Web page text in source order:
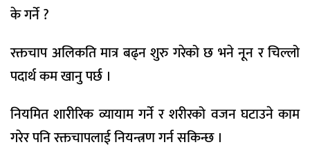
के गर्ने ?
रक्तचाप अलिकति मात्र बढ्न शुरु गरेको छ भने नून र चिल्लो
पदार्थ कम खानु पर्छ ।
नियमित शारीरिक व्यायाम गर्ने र शरीरको वजन घटाउने काम
गरेर पनि रक्तचापलाई नियन्त्रण गर्न सकिन्छ ।